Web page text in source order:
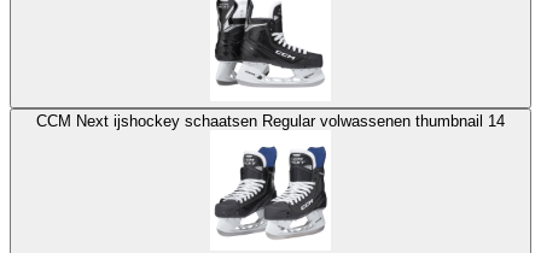
CCM Next ijshockey schaatsen Regular volwassenen thumbnail 14